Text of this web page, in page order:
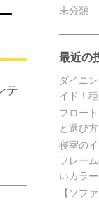
テ
未分類
最近の
ダイニ
イド！
フロー
と選び
寝室の
フレー
いカラ
【ソフ